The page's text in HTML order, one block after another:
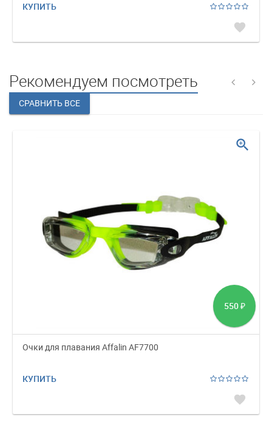
КУПИТЬ
favorite
Рекомендуем посмотреть
550 ₽
Очки для плавания Affalin AF7700
КУПИТЬ
favorite
zoom_in